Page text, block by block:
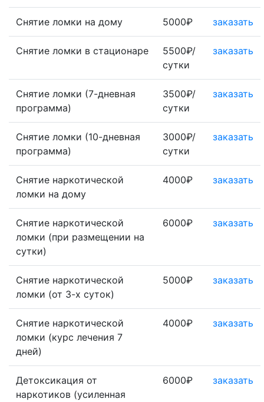
Снятие ломки на дому 5000₽ заказать
Снятие ломки в стационаре
5500₽/
сутки
заказать
Снятие ломки (7-дневная
программа)
3500₽/
сутки
заказать
Снятие ломки (10-дневная
программа)
3000₽/
сутки
заказать
Снятие наркотической
ломки на дому
4000₽ заказать
Снятие наркотической
ломки (при размещении на
сутки)
6000₽ заказать
Снятие наркотической
ломки (от 3-х суток)
5000₽ заказать
Снятие наркотической
ломки (курс лечения 7
дней)
4000₽ заказать
Детоксикация от
наркотиков (усиленная
6000₽ заказать